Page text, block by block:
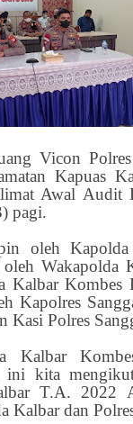
Vicon
Kapuas
Awal Audit
pagi.
oleh
Wakapolda
Kombes
Kapolres
Kasi Polres
Kalbar
ini kita
T.A. 2022
Kalbar dan